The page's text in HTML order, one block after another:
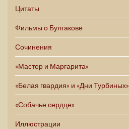
Цитаты
Фильмы о Булгакове
Сочинения
«Мастер и Маргарита»
«Белая гвардия» и «Дни Турбиных»
«Собачье сердце»
Иллюстрации